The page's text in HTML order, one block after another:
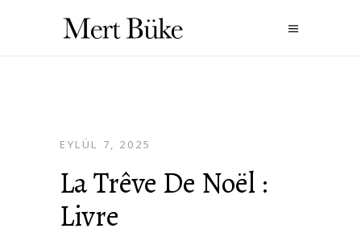
EYLÜL 7, 2025
La Trêve De Noël :
Livre